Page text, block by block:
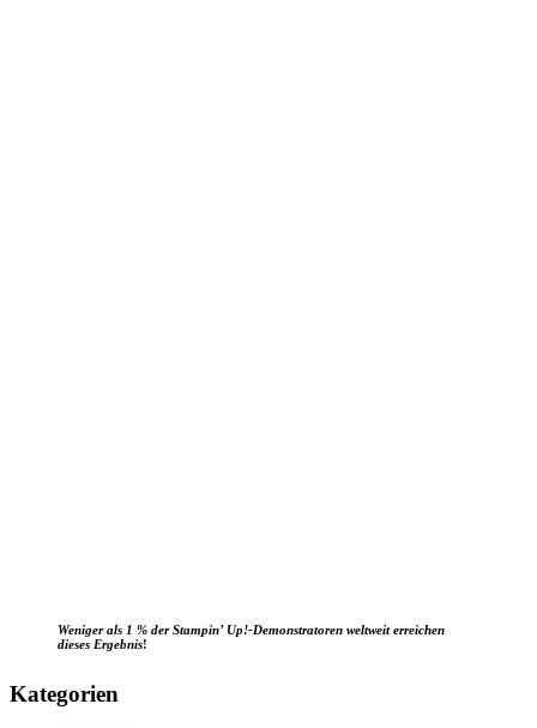
Weniger als 1 % der Stampin’ Up!-Demonstratoren weltweit erreichen
dieses Ergebnis!
Kategorien